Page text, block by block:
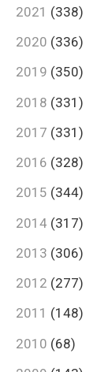
2021 (338)
2020 (336)
2019 (350)
2018 (331)
2017 (331)
2016 (328)
2015 (344)
2014 (317)
2013 (306)
2012 (277)
2011 (148)
2010 (68)